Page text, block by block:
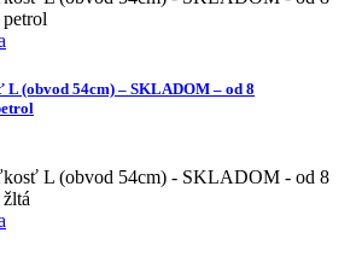
L (obvod 54cm) – SKLADOM – od 8